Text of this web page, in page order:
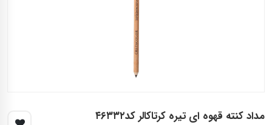
مداد کنته قهوه ای تیره کرتاکالر کد۴۶۳۳۲